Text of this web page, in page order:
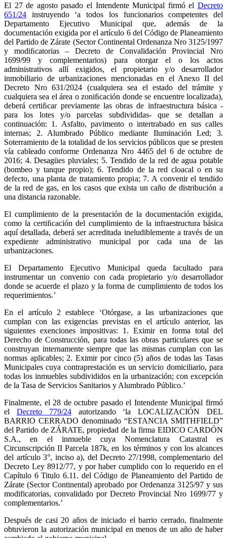
El 27 de agosto pasado el Intendente Municipal firmó el Decreto
651/24 instruyendo ‘a todos los funcionarios competentes del
Departamento Ejecutivo Municipal que, además de la
documentación exigida por el artículo 6 del Código de Planeamiento
del Partido de Zárate (Sector Continental Ordenanza Nro 3125/1997
y modiﬁcatorias – Decreto de Convalidación Provincial Nro
1699/99 y complementarios) para otorgar el o los actos
administrativos allí exigidos, el propietario y/o desarrollador
inmobiliario de urbanizaciones mencionadas en el Anexo II del
Decreto Nro 631/2024 (cualquiera sea el estado del trámite y
cualquiera sea el área o zoniﬁcación donde se encuentre localizada),
deberá certiﬁcar previamente las obras de infraestructura básica -
para los lotes y/o parcelas subdivididas- que se detallan a
continuación: 1. Asfalto, pavimento o intertrabado en sus calles
internas; 2. Alumbrado Público mediante Iluminación Led; 3.
Soterramiento de la totalidad de los servicios públicos que se presten
vía cableado conforme Ordenanza Nro 4465 del 6 de octubre de
2016; 4. Desagües pluviales; 5. Tendido de la red de agua potable
(bombeo y tanque propio); 6. Tendido de la red cloacal o en su
defecto, una planta de tratamiento propia; 7. A convenir el tendido
de la red de gas, en los casos que exista un caño de distribución a
una distancia razonable.
El cumplimiento de la presentación de la documentación exigida,
como la certiﬁcación del cumplimiento de la infraestructura básica
aquí detallada, deberá ser acreditada ineludiblemente a través de un
expediente administrativo municipal por cada una de las
urbanizaciones.
El Departamento Ejecutivo Municipal queda facultado para
instrumentar un convenio con cada propietario y/o desarrollador
donde se acuerde el plazo y la forma de cumplimiento de todos los
requerimientos.’
En el artículo 2 establece ‘Otórgase, a las urbanizaciones que
cumplan con las exigencias previstas en el artículo anterior, las
siguientes exenciones impositivas: 1. Eximir en forma total del
Derecho de Construcción, para todas las obras particulares que se
construyan internamente siempre que las mismas cumplan con las
normas aplicables; 2. Eximir por cinco (5) años de todas las Tasas
Municipales cuya contraprestación es un servicio domiciliario, para
todas los inmuebles subdivididos en la urbanización; con excepción
de la Tasa de Servicios Sanitarios y Alumbrado Público.’
Finalmente, el 28 de octubre pasado el Intendente Municipal firmó
el Decreto 779/24autorizando ‘la LOCALIZACIÓN DEL
BARRIO CERRADO denominado “ESTANCIA SMITHFIELD”
del Partido de ZÁRATE, propiedad de la firma EIDICO CARDÓN
S.A., en el inmueble cuya Nomenclatura Catastral es
Circunscripción II Parcela 187k, en los términos y con los alcances
del artículo 3°, inciso a), del Decreto 27/1998, complementario del
Decreto Ley 8912/77, y por haber cumplido con lo requerido en el
Capítulo 6 Titulo 6.11. del Código de Planeamiento del Partido de
Zárate (Sector Continental) aprobado por Ordenanza 3125/97 y sus
modificatorias, convalidado por Decreto Provincial Nro 1699/77 y
complementarios.’
Después de casi 20 años de iniciado el barrio cerrado, finalmente
obtuvieron la autorización municipal en menos de un año de haber